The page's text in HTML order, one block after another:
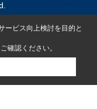
ービス向上検討を目的と
確認ください。